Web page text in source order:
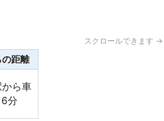
スクロールできます →
距離
ら車
分